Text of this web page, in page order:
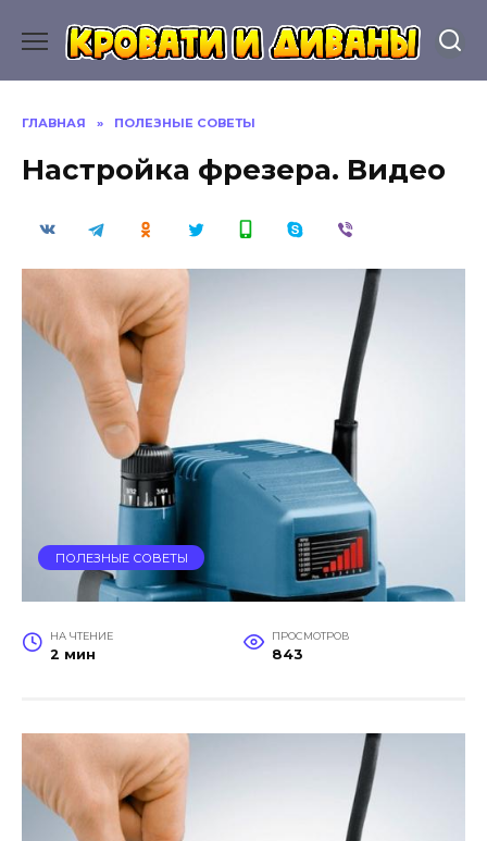
содержанию
ГЛАВНАЯ » ПОЛЕЗНЫЕ СОВЕТЫ
Настройка фрезера. Видео
ПОЛЕЗНЫЕ СОВЕТЫ
НА ЧТЕНИЕ
2 мин
ПРОСМОТРОВ
843